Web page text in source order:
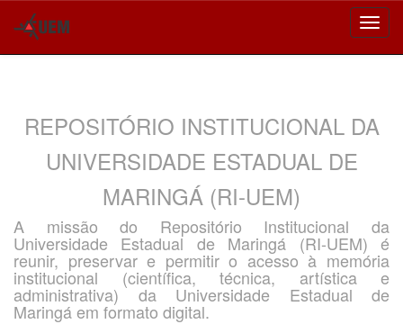
REPOSITÓRIO INSTITUCIONAL DA
UNIVERSIDADE ESTADUAL DE
MARINGÁ (RI-UEM)
A missão do Repositório Institucional da
Universidade Estadual de Maringá (RI-UEM) é
reunir, preservar e permitir o acesso à memória
institucional (científica, técnica, artística e
administrativa) da Universidade Estadual de
Maringá em formato digital.